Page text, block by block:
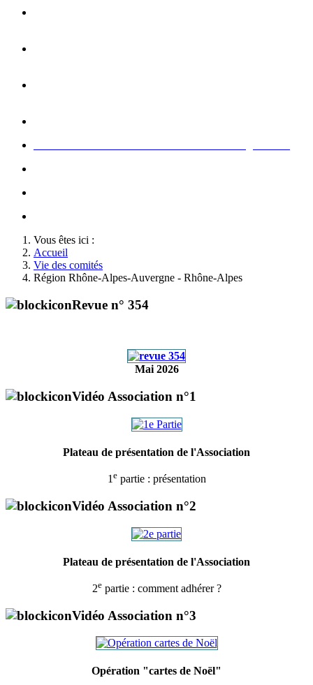
Vous êtes ici :
Accueil
Vie des comités
Région Rhône-Alpes-Auvergne - Rhône-Alpes
Revue n° 354
Mai 2026
Vidéo Association n°1
Plateau de présentation de l'Association
1 epartie : présentation
Vidéo Association n°2
Plateau de présentation de l'Association
2epartie : comment adhérer ?
Vidéo Association n°3
Opération "cartes de Noël"